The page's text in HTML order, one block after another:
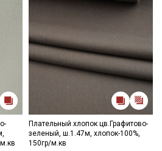
Плательный хлопок цв.Графитово-
зеленый, ш.1.47м, хлопок-100%,
150гр/м.кв
на обработку персональных
рекламных и